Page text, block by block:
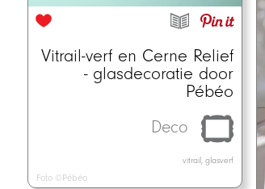
Vitrail-verf en Cerne Relief
- glasdecoratie door
Pébéo
Deco
vitrail, glasverf
Foto ©Pébéo